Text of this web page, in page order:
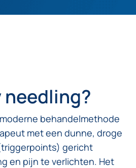
needling?
behandelmethode
met een dunne, droge
gericht
en pijn te verlichten. Het